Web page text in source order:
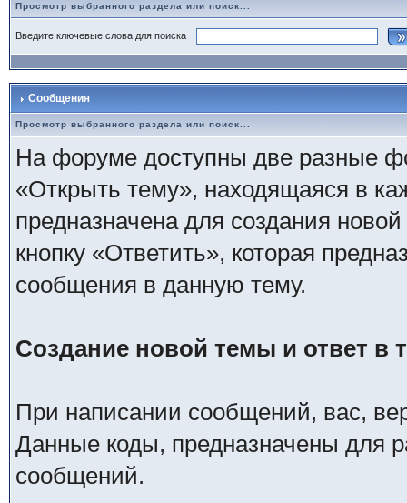
Просмотр выбранного раздела или поиск...
Введите ключевые слова для поиска
Сообщения
Просмотр выбранного раздела или поиск...
На форуме доступны две разные
«Открыть тему», находящаяся в
предназначена для создания
кнопку «Ответить», которая
сообщения в данную тему.
Создание новой темы и ответ в
При написании сообщений, вас,
Данные коды, предназначены для
сообщений.